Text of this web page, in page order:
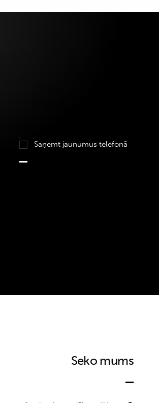
Saņemt jaunumus telefonā
Seko mums